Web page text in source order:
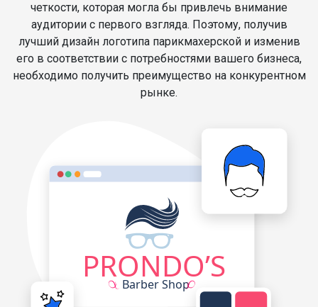
четкости, которая могла бы привлечь внимание
аудитории с первого взгляда. Поэтому, получив
лучший дизайн логотипа парикмахерской и изменив
его в соответствии с потребностями вашего бизнеса,
необходимо получить преимущество на конкурентном
рынке.